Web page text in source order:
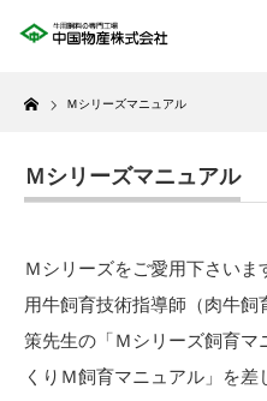
Home
Ｍシリーズマニュアル
Ｍシリーズマニュアル
Ｍシリーズをご愛用下さい
用牛飼育技術指導師（肉牛
策先生の「Ｍシリーズ飼育
くりＭ飼育マニュアル」を差